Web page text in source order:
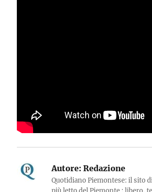
Autore: Redazione
Quotidiano Piemontese: il sito